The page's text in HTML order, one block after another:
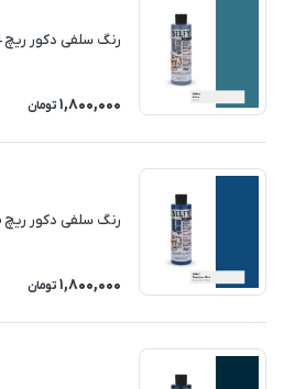
رنگ سلفی دکور ریچ 834
1,800,000 تومان
رنگ سلفی دکور ریچ 836
1,800,000 تومان